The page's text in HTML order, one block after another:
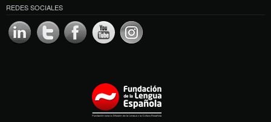
REDES SOCIALES